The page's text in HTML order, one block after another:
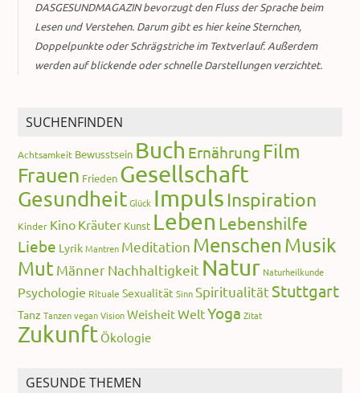
DASGESUNDMAGAZIN bevorzugt den Fluss der Sprache beim
Lesen und Verstehen. Darum gibt es hier keine Sternchen,
Doppelpunkte oder Schrägstriche im Textverlauf. Außerdem
werden auf blickende oder schnelle Darstellungen verzichtet.
SUCHENFINDEN
Achtsamkeit Bewusstsein Buch Ernährung Film
Frauen Frieden Gesellschaft
Gesundheit Glück Impuls Inspiration
Kinder Kino Kräuter Kunst Leben Lebenshilfe
Liebe Lyrik Mantren Meditation Menschen Musik
Mut MännerNachhaltigkeit Natur Naturheilkunde
Psychologie Rituale Sexualität Sinn SpiritualitätStuttgart
Tanz Tanzen vegan Vision WeisheitWeltYoga Zitat
Zukunft Ökologie
GESUNDE THEMEN